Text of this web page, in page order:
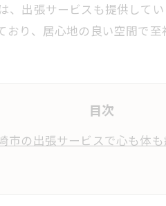
出張サービスも提供して
り、居心地の良い空間で至
目次
市の出張サービスで心も体